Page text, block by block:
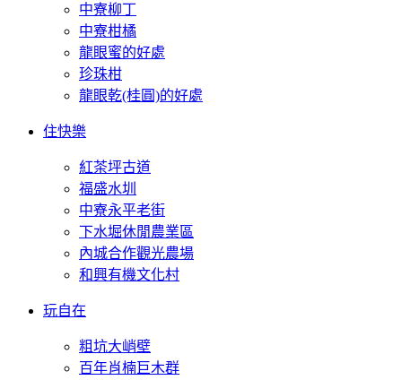
中寮柳丁
中寮柑橘
龍眼蜜的好處
珍珠柑
龍眼乾(桂圓)的好處
住快樂
紅茶坪古道
福盛水圳
中寮永平老街
下水堀休閒農業區
內城合作觀光農場
和興有機文化村
玩自在
粗坑大峭壁
百年肖楠巨木群